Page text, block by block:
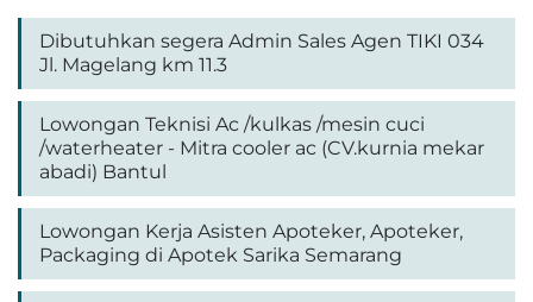
Dibutuhkan segera Admin Sales Agen TIKI 034
Jl. Magelang km 11.3
Lowongan Teknisi Ac /kulkas /mesin cuci
/waterheater - Mitra cooler ac (CV.kurnia mekar
abadi) Bantul
Lowongan Kerja Asisten Apoteker, Apoteker,
Packaging di Apotek Sarika Semarang